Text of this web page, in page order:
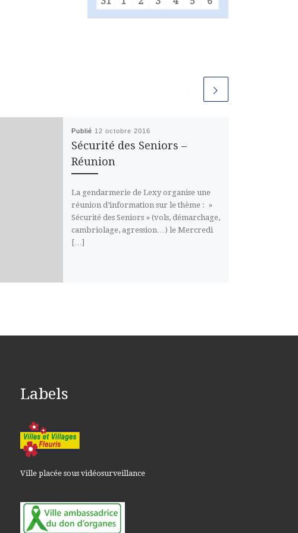
Publié 12 octobre 2016
Sécurité des Seniors –
Réunion
La gendarmerie de Lexy organise une
réunion d’information sur le thème : »
Sécurité des Seniors » (vols, démarchage,
cambriolage, agression…) le Mercredi
[…]
Labels
Ville placée sous vidéosurveillance